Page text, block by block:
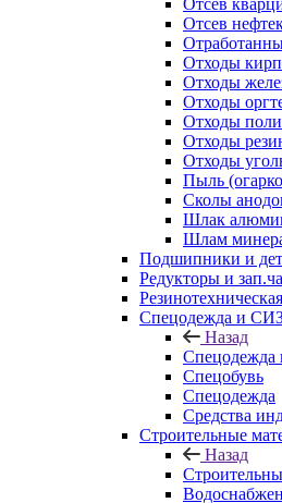
Отсев
Отсев
Отходы
Отходы
Отходы
Отходы
Отходы
Отходы
Пыль
Сколы
Шлак
Шлам
Подшипники и
Редукторы и
Спецодежда и
Назад
Спецобувь
Спецодежда
Средства
Строительные
Назад